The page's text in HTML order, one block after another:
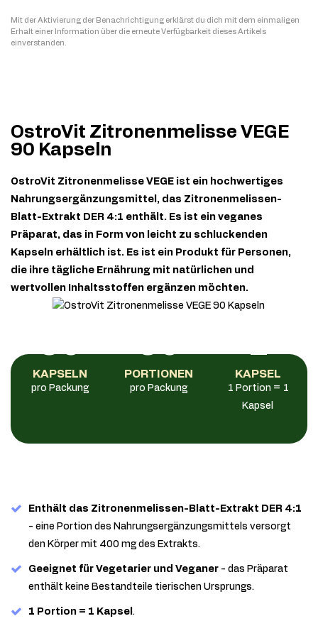
Mit der Aktivierung der Benachrichtigung erklärst du dich mit dem einmaligen
Erhalt einer Information über die erneute Verfügbarkeit dieses Artikels
einverstanden.
OstroVit Zitronenmelisse VEGE
90 Kapseln
OstroVit Zitronenmelisse VEGE ist ein hochwertiges
Nahrungsergänzungsmittel, das Zitronenmelissen-
Blatt-Extrakt DER 4:1 enthält. Es ist ein veganes
Präparat, das in Form von leicht zu schluckenden
Kapseln erhältlich ist. Es ist ein Produkt für Personen,
die ihre tägliche Ernährung mit natürlichen und
wertvollen Inhaltsstoffen ergänzen möchten.
90
KAPSELN
pro Packung
90
PORTIONEN
pro Packung
1
KAPSEL
1 Portion = 1
Kapsel
Enthält das Zitronenmelissen-Blatt-Extrakt DER 4:1
- eine Portion des Nahrungsergänzungsmittels versorgt
den Körper mit 400 mg des Extrakts.
Geeignet für Vegetarier und Veganer - das Präparat
enthält keine Bestandteile tierischen Ursprungs.
1 Portion = 1 Kapsel .